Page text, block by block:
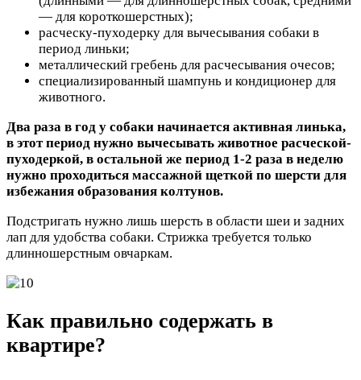
— для короткошерстных);
расческу-пуходерку для вычесывания собаки в
период линьки;
металлический гребень для расчесывания очесов;
специализированный шампунь и кондиционер для
животного.
Два раза в год у собаки начинается активная линька,
в этот период нужно вычесывать животное расческой-
пуходеркой, в остальной же период 1-2 раза в неделю
нужно проходиться массажной щеткой по шерсти для
избежания образования колтунов.
Подстригать нужно лишь шерсть в области шеи и задних
лап для удобства собаки. Стрижка требуется только
длинношерстным овчаркам.
Как правильно содержать в
квартире?